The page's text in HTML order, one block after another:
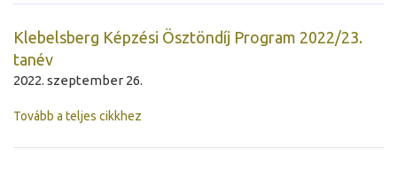
Klebelsberg Képzési Ösztöndíj Program 2022/23.
tanév
2022. szeptember 26.
Tovább a teljes cikkhez